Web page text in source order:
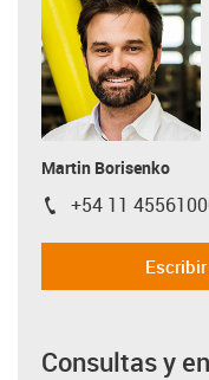
Martin Borisenko
igus-icon-phone
+54 11
Consultas y